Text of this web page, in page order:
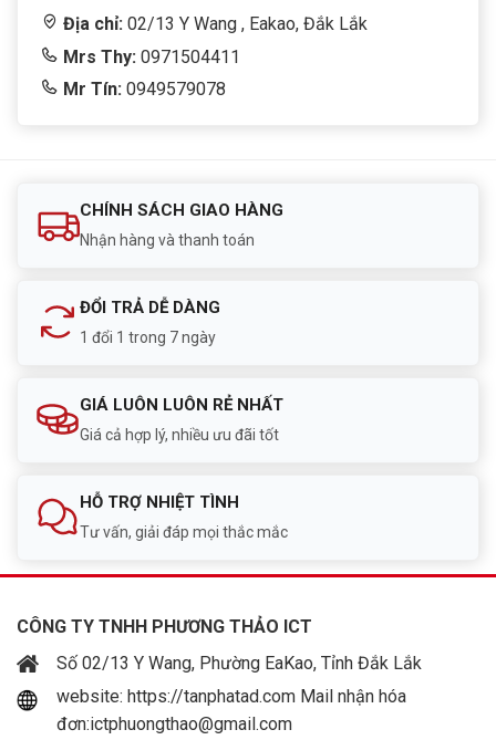
Địa chỉ: 02/13 Y Wang , Eakao, Đắk Lắk
Mrs Thy: 0971504411
Mr Tín: 0949579078
CHÍNH SÁCH GIAO HÀNG
Nhận hàng và thanh toán
ĐỔI TRẢ DỄ DÀNG
1 đổi 1 trong 7 ngày
GIÁ LUÔN LUÔN RẺ NHẤT
Giá cả hợp lý, nhiều ưu đãi tốt
HỖ TRỢ NHIỆT TÌNH
Tư vấn, giải đáp mọi thắc mắc
CÔNG TY TNHH PHƯƠNG THẢO ICT
Số 02/13 Y Wang, Phường EaKao, Tỉnh Đắk Lắk
website: https://tanphatad.com Mail nhận hóa
đơn:ictphuongthao@gmail.com